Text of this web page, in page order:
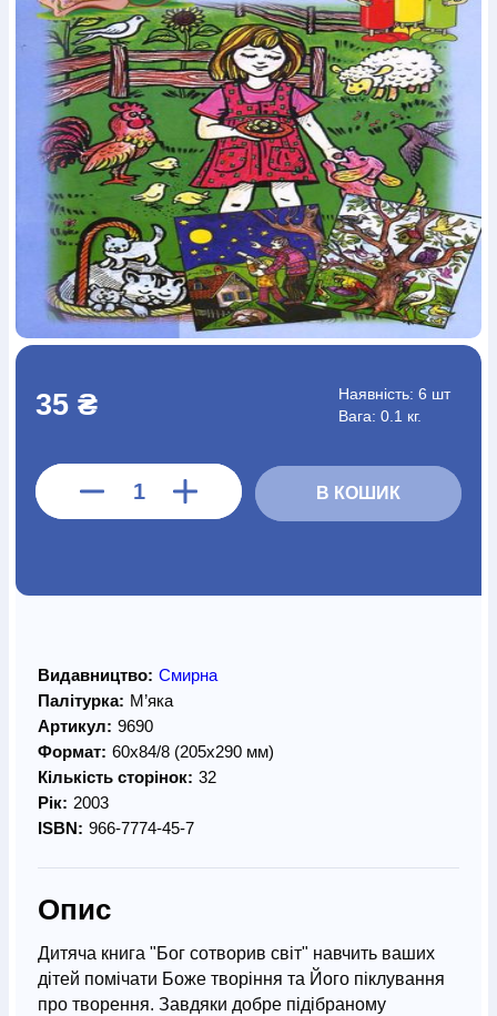
Богослов`яШлюб і сім`яЮдаїзм
Супутні товари
ПеріодикаАудіоРучки кульковіВідеоГалантерея
Закладки для книгФутболкиБрелокиСумкиБіжутерія
Блокноти
Щоденники / щотижневикиВироби з дерева
Вироби з кераміки і глиниВироби з срібла Картини
Навчальні мапиШкіряні виробиМагнітиМеталеві
вироби
Міні-лампиНаклейкиНастільні ігриПакети
подарункові
ПлакатиПластмасові виробиХустки
Подарункові карткиРозвиваючі ігриРепринтиСвічки
Фотокартини Чохли на БибліїГоловні убори
КалендаріКанцелярскі товариКомп`ютерні ігри
ЛистівкиСувенирна продукціяГодинникиПазли
Книга в комплекті
(097) 880-6379
35 ₴ Наявність: 6 шт
Вага: 0.1 кг.
В КОШИК
Видавництво: Смирна
Палітурка: М’яка
Артикул: 9690
Формат: 60х84/8 (205х290 мм)
Кількість сторінок: 32
Рік: 2003
ISBN: 966-7774-45-7
Опис
Дитяча книга "Бог сотворив світ" навчить ваших
дітей помічати Боже творіння та Його піклування
про творення. Завдяки добре підібраному